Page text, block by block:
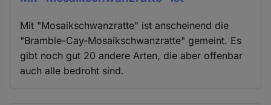
Mit "Mosaikschwanzratte" ist anscheinend die
"Bramble-Cay-Mosaikschwanzratte" gemeint. Es
gibt noch gut 20 andere Arten, die aber offenbar
auch alle bedroht sind.